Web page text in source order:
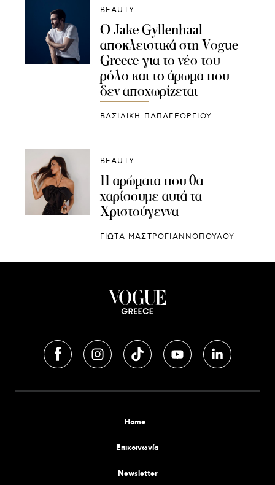
BEAUTY
Ο Jake Gyllenhaal
αποκλειστικά στη Vogue
Greece για το νέο του
ρόλο και το άρωμα που
δεν αποχωρίζεται
ΒΑΣΙΛΙΚΗ ΠΑΠΑΓΕΩΡΓΙΟΥ
BEAUTY
11 αρώματα που θα
χαρίσουμε αυτά τα
Χριστούγεννα
ΓΙΩΤΑ ΜΑΣΤΡΟΓΙΑΝΝΟΠΟΥΛΟΥ
Home
Επικοινωνία
Newsletter